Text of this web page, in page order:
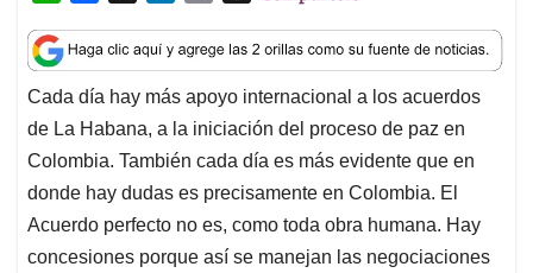
a
t
s
A
p
p
c
e
b
o
o
k
n
k
e
d
I
n
a
i
l
r
e
a
d
s
Cada día hay más apoyo internacional a los acuerdos
de La Habana, a la iniciación del proceso de paz en
Colombia. También cada día es más evidente que en
donde hay dudas es precisamente en Colombia. El
Acuerdo perfecto no es, como toda obra humana. Hay
concesiones porque así se manejan las negociaciones